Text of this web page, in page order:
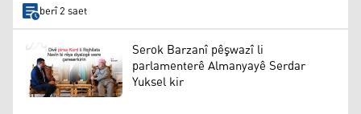
berî 2 saet
Serok Barzanî pêşwazî li
parlamenterê Almanyayê Serdar
Yuksel kir